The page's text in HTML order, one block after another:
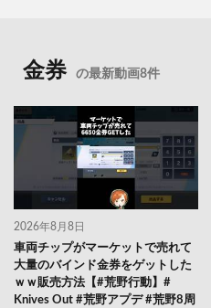
金券 の最新動画8件
2026年8月8日
車両チップがマーケットで売れて
大量のバインド金券をゲットした
ｗｗ販売方法【#荒野行動】#
Knives Out #荒野アプデ #荒野8周